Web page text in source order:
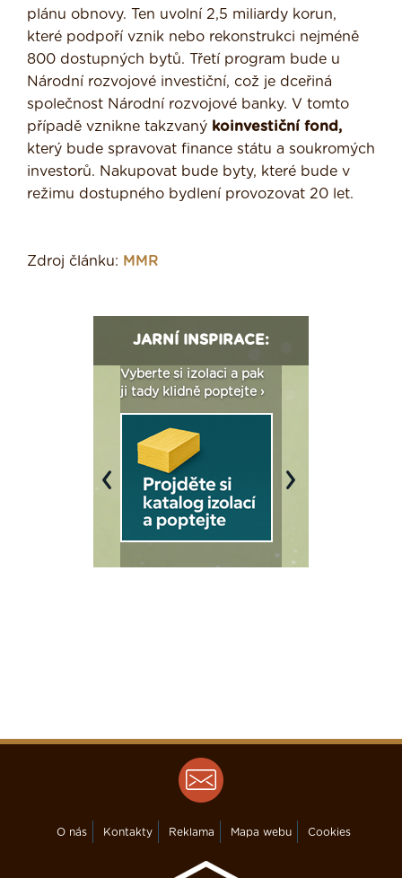
plánu obnovy. Ten uvolní 2,5 miliardy korun,
které podpoří vznik nebo rekonstrukci nejméně
800 dostupných bytů. Třetí program bude u
Národní rozvojové investiční, což je dceřiná
společnost Národní rozvojové banky. V tomto
případě vznikne takzvaný koinvestiční fond,
který bude spravovat finance státu a soukromých
investorů. Nakupovat bude byty, které bude v
režimu dostupného bydlení provozovat 20 let.
Zdroj článku: MMR
JARNÍ INSPIRACE:
Vyberte si izolaci a pak
ji tady klidně poptejte ›
Previous Next
O nás Kontakty Reklama Mapa webu Cookies